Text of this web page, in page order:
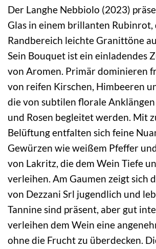
Der Langhe Nebbiolo (2023)
Glas in einem brillanten Rubinrot,
Randbereich leichte Granittöne
Sein Bouquet ist ein einladendes
von Aromen. Primär dominieren
von reifen Kirschen, Himbeeren
die von subtilen florale
und Rosen begleitet werden. Mit
Belüftung entfalten sich feine
Gewürzen wie weißem Pfeffer
von Lakritz, die dem Wein Tiefe
verleihen. Am Gaumen zeigt sich
von Dezzani Srl jugendlich und
Tannine sind präsent, aber gut
verleihen dem Wein eine
ohne die Frucht zu überdecken.